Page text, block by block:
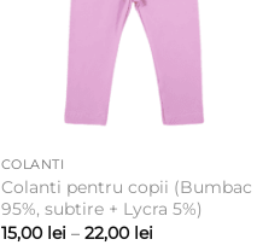
COLANTI
Colanti pentru copii (Bumbac
95%, subtire + Lycra 5%)
15,00 lei – 22,00 leiInterval